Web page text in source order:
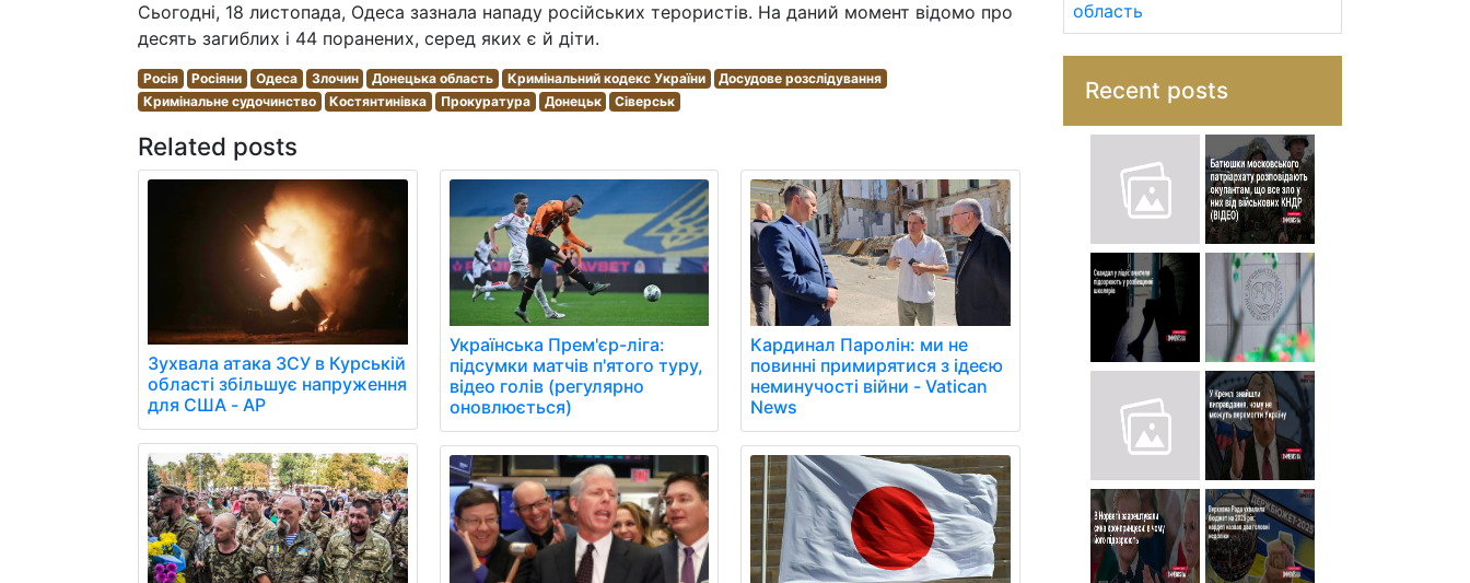
Сьогодні, 18 листопада, Одеса зазнала нападу російських терористів. На даний момент відомо про
десять загиблих і 44 поранених, серед яких є й діти.
Росія Росіяни Одеса Злочин Донецька область Кримінальний кодекс України
Досудове розслідування
Кримінальне судочинство
Костянтинівка Прокуратура Донецьк Сіверськ
Related posts
Зухвала атака ЗСУ в Курській
області збільшує напруження
для США - AP
Українська Прем'єр-ліга:
підсумки матчів п'ятого туру,
відео голів (регулярно
оновлюється)
Кардинал Паролін: ми не
повинні примирятися з ідеєю
неминучості війни - Vatican
News
область
Recent posts